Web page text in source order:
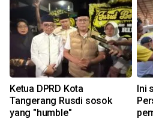
Ketua DPRD Kota
Tangerang Rusdi sosok
yang "humble"
Ini